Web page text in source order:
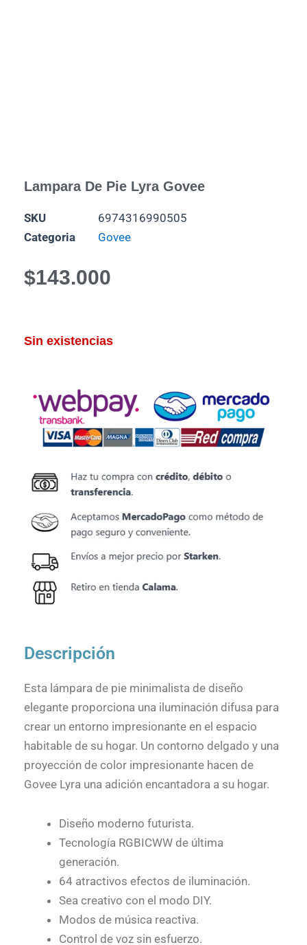
Lampara De Pie Lyra Govee
SKU
6974316990505
Categoria
Govee
$143.000
Sin existencias
Descripción
Esta lámpara de pie minimalista de diseño
elegante proporciona una iluminación difusa para
crear un entorno impresionante en el espacio
habitable de su hogar. Un contorno delgado y una
proyección de color impresionante hacen de
Govee Lyra una adición encantadora a su hogar.
Diseño moderno futurista.
Tecnología RGBICWW de última
generación.
64 atractivos efectos de iluminación.
Sea creativo con el modo DIY.
Modos de música reactiva.
Control de voz sin esfuerzo.